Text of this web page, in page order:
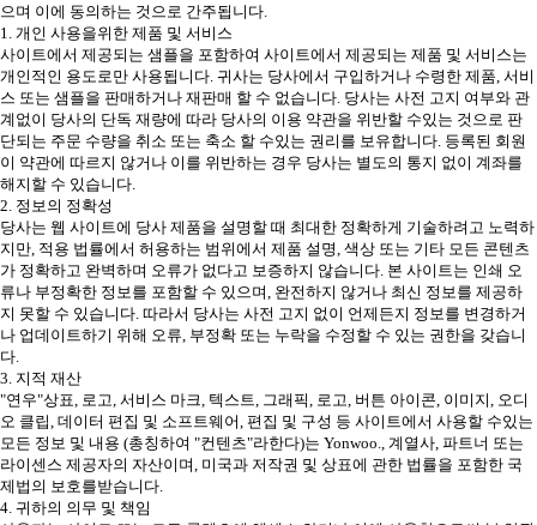
으며 이에 동의하는 것으로 간주됩니다.
1. 개인 사용을위한 제품 및 서비스
사이트에서 제공되는 샘플을 포함하여 사이트에서 제공되는 제품 및 서비스는
개인적인 용도로만 사용됩니다. 귀사는 당사에서 구입하거나 수령한 제품, 서비
스 또는 샘플을 판매하거나 재판매 할 수 없습니다. 당사는 사전 고지 여부와 관
계없이 당사의 단독 재량에 따라 당사의 이용 약관을 위반할 수있는 것으로 판
단되는 주문 수량을 취소 또는 축소 할 수있는 권리를 보유합니다. 등록된 회원
이 약관에 따르지 않거나 이를 위반하는 경우 당사는 별도의 통지 없이 계좌를
해지할 수 있습니다.
2. 정보의 정확성
당사는 웹 사이트에 당사 제품을 설명할 때 최대한 정확하게 기술하려고 노력하
지만, 적용 법률에서 허용하는 범위에서 제품 설명, 색상 또는 기타 모든 콘텐츠
가 정확하고 완벽하며 오류가 없다고 보증하지 않습니다. 본 사이트는 인쇄 오
류나 부정확한 정보를 포함할 수 있으며, 완전하지 않거나 최신 정보를 제공하
지 못할 수 있습니다. 따라서 당사는 사전 고지 없이 언제든지 정보를 변경하거
나 업데이트하기 위해 오류, 부정확 또는 누락을 수정할 수 있는 권한을 갖습니
다.
3. 지적 재산
"연우"상표, 로고, 서비스 마크, 텍스트, 그래픽, 로고, 버튼 아이콘, 이미지, 오디
오 클립, 데이터 편집 및 소프트웨어, 편집 및 구성 등 사이트에서 사용할 수있는
모든 정보 및 내용 (총칭하여 "컨텐츠"라한다)는 Yonwoo., 계열사, 파트너 또는
라이센스 제공자의 자산이며, 미국과 저작권 및 상표에 관한 법률을 포함한 국
제법의 보호를받습니다.
4. 귀하의 의무 및 책임